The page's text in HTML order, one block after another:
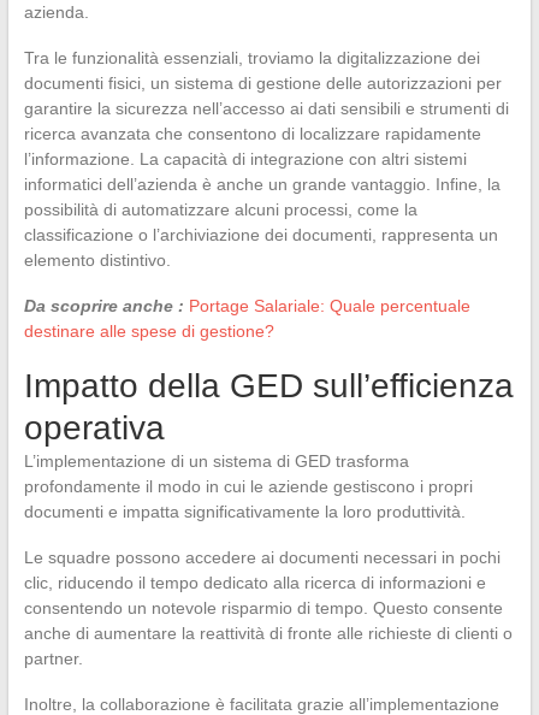
azienda.
Tra le funzionalità essenziali, troviamo la digitalizzazione dei
documenti fisici, un sistema di gestione delle autorizzazioni per
garantire la sicurezza nell’accesso ai dati sensibili e strumenti di
ricerca avanzata che consentono di localizzare rapidamente
l’informazione. La capacità di integrazione con altri sistemi
informatici dell’azienda è anche un grande vantaggio. Infine, la
possibilità di automatizzare alcuni processi, come la
classificazione o l’archiviazione dei documenti, rappresenta un
elemento distintivo.
Da scoprire anche : Portage Salariale: Quale percentuale
destinare alle spese di gestione?
Impatto della GED sull’efficienza
operativa
L’implementazione di un sistema di GED trasforma
profondamente il modo in cui le aziende gestiscono i propri
documenti e impatta significativamente la loro produttività.
Le squadre possono accedere ai documenti necessari in pochi
clic, riducendo il tempo dedicato alla ricerca di informazioni e
consentendo un notevole risparmio di tempo. Questo consente
anche di aumentare la reattività di fronte alle richieste di clienti o
partner.
Inoltre, la collaborazione è facilitata grazie all’implementazione